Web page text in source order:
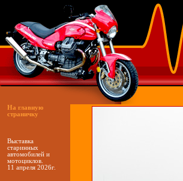
На главную
страничку
Выставка
старинных
автомобилей и
мотоциклов.
11 апреля 2026г.